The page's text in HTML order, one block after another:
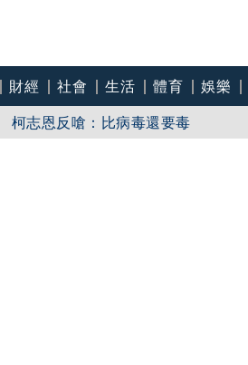
財經 社會 生活 體育 娛樂
面」
志恩反嗆：比病毒還要毒